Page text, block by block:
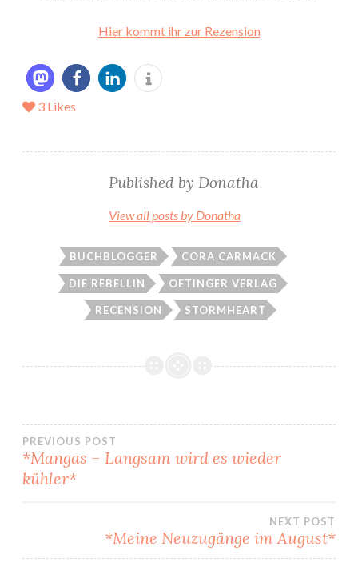
Hier kommt ihr zur Rezension
3 Likes
Published by Donatha
View all posts by Donatha
BUCHBLOGGER CORA CARMACK
DIE REBELLIN OETINGER VERLAG
RECENSION STORMHEART
Beitragsnavigation
PREVIOUS POST
*Mangas – Langsam wird es wieder
kühler*
NEXT POST
*Meine Neuzugänge im August*